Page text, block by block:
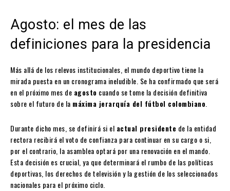
Agosto: el mes de las
definiciones para la presidencia
Más allá de los relevos institucionales, el mundo deportivo tiene la
mirada puesta en un cronograma ineludible. Se ha confirmado que será
en el próximo mes de agosto cuando se tome la decisión definitiva
sobre el futuro de la máxima jerarquía del fútbol colombiano
Durante dicho mes, se definirá si el actual presidente de la entidad
rectora recibirá el voto de confianza para continuar en su cargo o si,
por el contrario, la asamblea optará por una renovación en el mando.
Esta decisión es crucial, ya que determinará el rumbo de las políticas
deportivas, los derechos de televisión y la gestión de los seleccionados
nacionales para el próximo ciclo.